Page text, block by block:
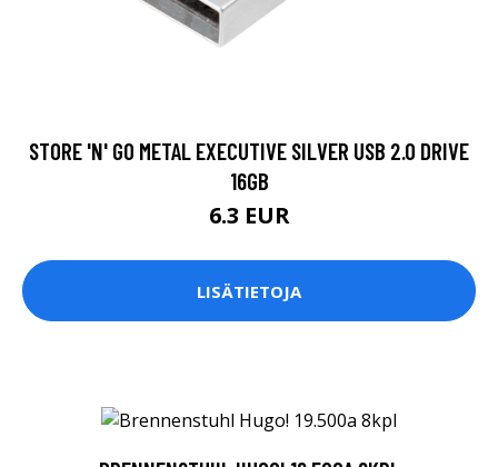
STORE 'N' GO METAL EXECUTIVE SILVER USB 2.0 DRIVE
16GB
6.3 EUR
LISÄTIETOJA